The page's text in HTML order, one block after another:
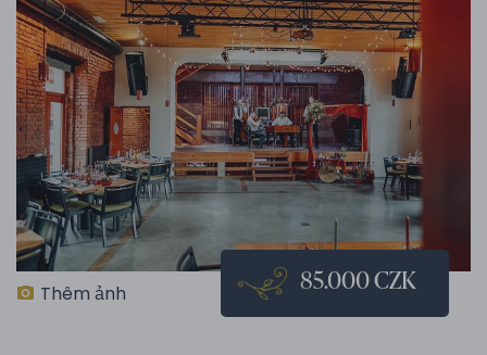
Thêm ảnh 85.000 CZK